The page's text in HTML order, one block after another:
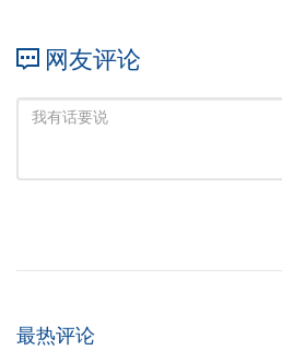
网友评论
最热评论